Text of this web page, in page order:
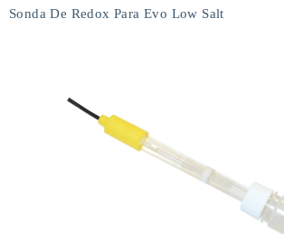
Sonda De Redox Para Evo Low Salt